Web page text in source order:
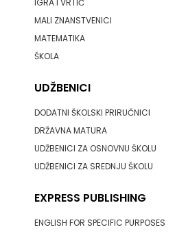
IGRA I VRTIĆ
MALI ZNANSTVENICI
MATEMATIKA
ŠKOLA
UDŽBENICI
DODATNI ŠKOLSKI PRIRUČNICI
DRŽAVNA MATURA
UDŽBENICI ZA OSNOVNU ŠKOLU
UDŽBENICI ZA SREDNJU ŠKOLU
EXPRESS PUBLISHING
ENGLISH FOR SPECIFIC PURPOSES